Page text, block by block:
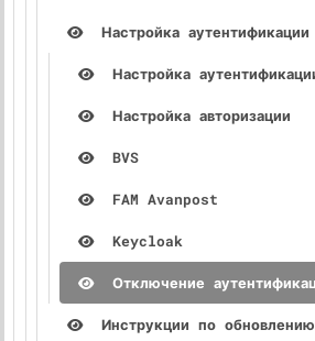
Настройка авторизации
BVS
FAM Avanpost
Keycloak
Инструкции по обновлению